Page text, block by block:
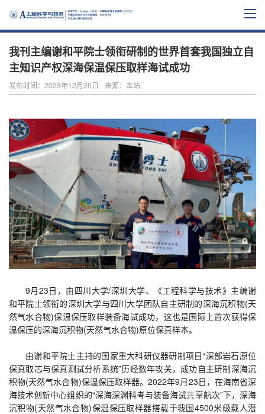
我刊主编谢和平院士领衔研制的世界首套我国独立自
主知识产权深海保温保压取样海试成功
发布时间：2023年12月26日 来源：本站
9月23日， 由四川大学/深圳大学、《工程科学与技术》主编谢
和平院士领衔的深圳大学与四川大学团队自主研制的深海沉积物(天
然气水合物)保温保压取样装备海试成功，这也是国际上首次获得保
温保压的深海沉积物(天然气水合物)原位保真样本。
由谢和平院士主持的国家重大科研仪器研制项目“深部岩石原位
保真取芯与保真测试分析系统”历经数年攻关，成功自主研制深海沉
积物(天然气水合物)保温保压取样器。2022年9月23日，在海南省深
海技术创新中心组织的“深海深渊科考与装备海试共享航次”下，深海
沉积物(天然气水合物)保温保压取样器搭载于我国4500米级载人潜